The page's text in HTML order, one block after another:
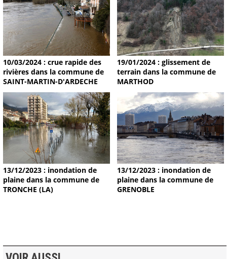
10/03/2024 : crue rapide des
rivières dans la commune de
SAINT-MARTIN-D'ARDECHE
19/01/2024 : glissement de
terrain dans la commune de
MARTHOD
13/12/2023 : inondation de
plaine dans la commune de
TRONCHE (LA)
13/12/2023 : inondation de
plaine dans la commune de
GRENOBLE